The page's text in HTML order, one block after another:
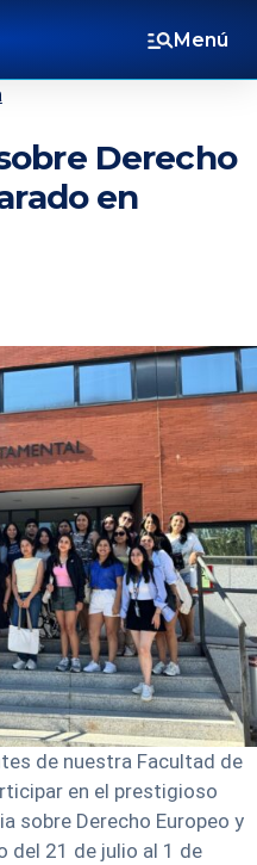
Menú
Derecho
en
de nuestra Facultad de
en el prestigioso
sobre Derecho Europeo y
del 21 de julio al 1 de